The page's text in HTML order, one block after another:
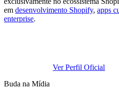
em desenvolvimento Shopify, apps
enterprise.
Ver Perfil Oficial
Buda na Mídia